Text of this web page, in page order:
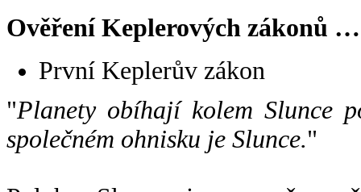
Ověření Keplerových zákonů …
První Keplerův zákon
"Planety obíhají kolem Slunce
společném ohnisku je Slunce."